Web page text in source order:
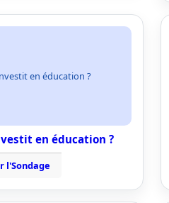
en éducation ?
en éducation ?
l'Sondage